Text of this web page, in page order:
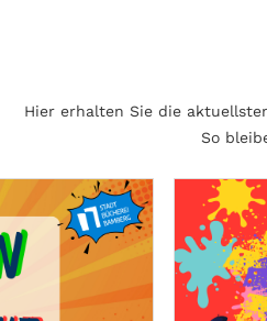
Hier erhalten Sie die
So